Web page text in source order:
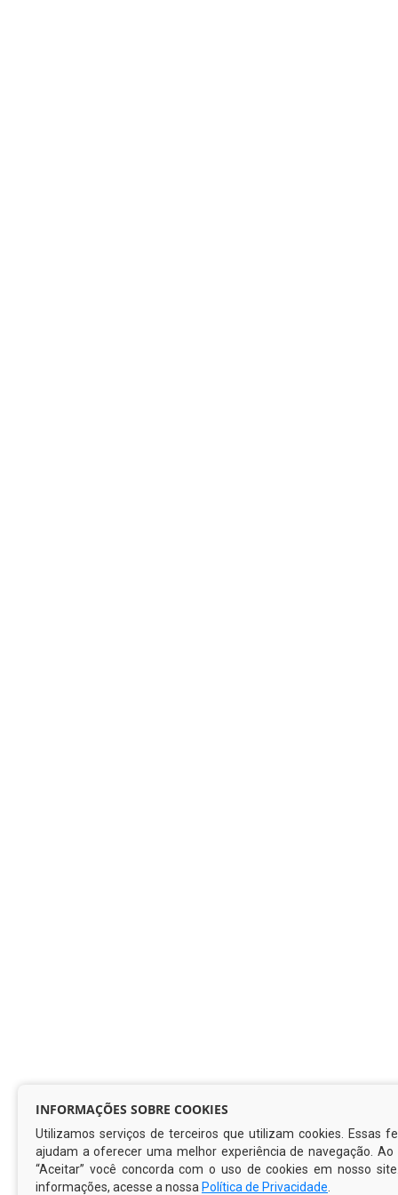
INFORMAÇÕES SOBRE COOKIES
Utilizamos serviços de terceiros que utilizam cookies. Essas
ajudam a oferecer uma melhor experiência de navegação. Ao
“Aceitar” você concorda com o uso de cookies em nosso
informações, acesse a nossa Política de Privacidade